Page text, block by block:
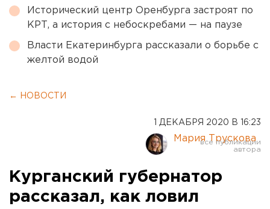
Исторический центр Оренбурга застроят по
КРТ, а история с небоскребами — на паузе
Власти Екатеринбурга рассказали о борьбе с
желтой водой
← НОВОСТИ
1 ДЕКАБРЯ 2020 В 16:23
Мария Трускова
Курганский губернатор
рассказал, как ловил